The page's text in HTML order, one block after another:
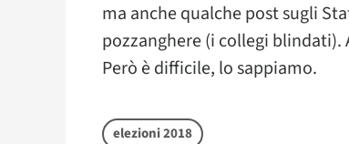
ma anche qualche post sugli
pozzanghere (i collegi blindati).
Però è difficile, lo sappiamo.
elezioni 2018